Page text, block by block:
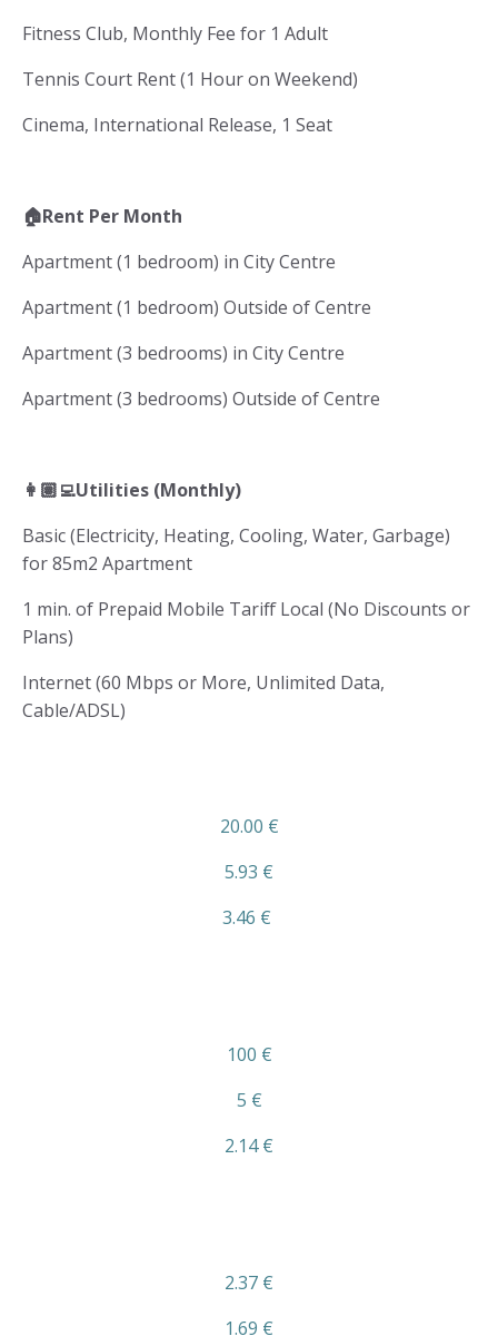
Fitness Club, Monthly Fee for 1 Adult
Tennis Court Rent (1 Hour on Weekend)
Cinema, International Release, 1 Seat
🏠Rent Per Month
Apartment (1 bedroom) in City Centre
Apartment (1 bedroom) Outside of Centre
Apartment (3 bedrooms) in City Centre
Apartment (3 bedrooms) Outside of Centre
👩🏽‍💻Utilities (Monthly)
Basic (Electricity, Heating, Cooling, Water, Garbage)
for 85m2 Apartment
1 min. of Prepaid Mobile Tariff Local (No Discounts or
Plans)
Internet (60 Mbps or More, Unlimited Data,
Cable/ADSL)
20.00 €
5.93 €
3.46 €
100 €
5 €
2.14 €
2.37 €
1.69 €